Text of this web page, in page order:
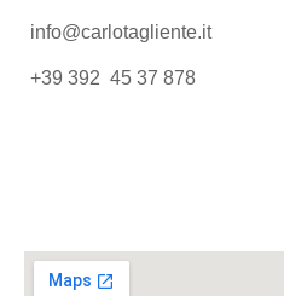
info@carlotagliente.it
+39 392 45 37 878